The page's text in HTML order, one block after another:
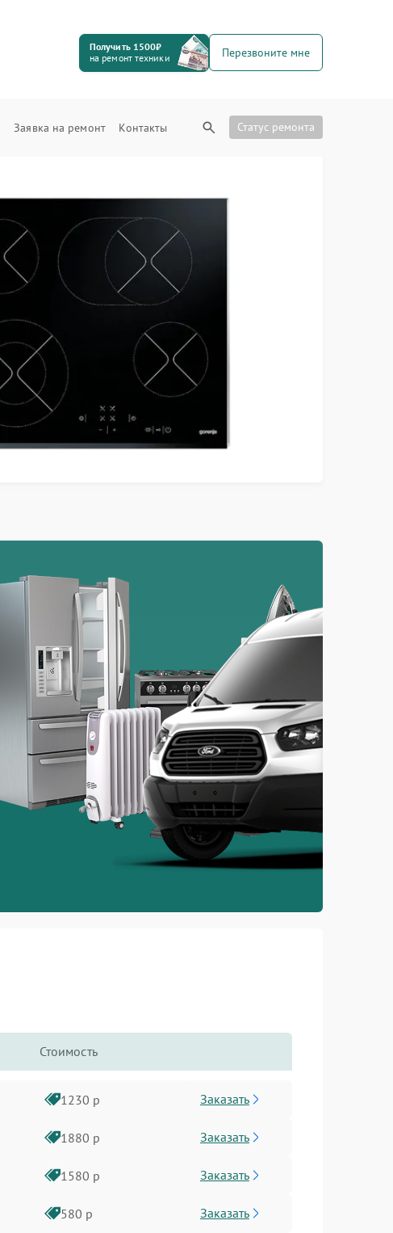
Получить 1500₽
на ремонт техники
Перезвоните мне
Заявка на ремонт Контакты Статус ремонта
Стоимость
1230 р Заказать
1880 р Заказать
1580 р Заказать
580 р Заказать